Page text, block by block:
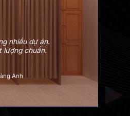
hệ thống phòng
Đội ngũ nhân
đáo. Sau mở
Anmes.
Mạc Đường